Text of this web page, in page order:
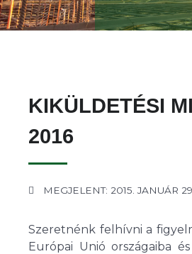
KIKÜLDETÉSI
2016
MEGJELENT: 2015. JANUÁR 29.
Szeretnénk felhívni a
Európai Unió országaiba